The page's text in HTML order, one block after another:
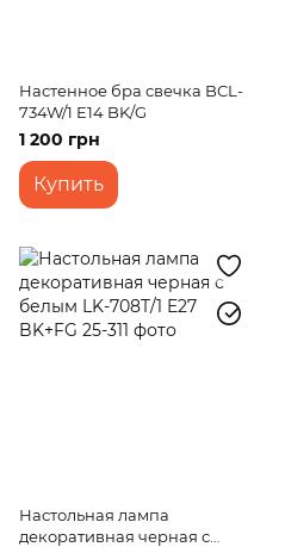
Настенное бра свечка BCL-
734W/1 E14 BK/G
1 200 грн
Купить
Настольная лампа
декоративная черная с